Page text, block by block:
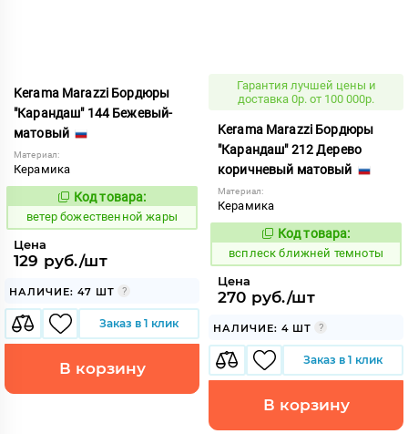
Kerama Marazzi Бордюры
"Карандаш" 144 Бежевый-
матовый
Материал:
Керамика
110150
Код товара:
ветер божественной жары
Цена
129 руб./шт
НАЛИЧИЕ: 47 ШТ
Заказ в 1 клик
В корзину
Гарантия лучшей цены и
доставка 0р. от 100 000р.
Kerama Marazzi Бордюры
"Карандаш" 212 Дерево
коричневый матовый
Материал:
Керамика
235102
Код товара:
всплеск ближней темноты
Цена
270 руб./шт
НАЛИЧИЕ: 4 ШТ
Заказ в 1 клик
В корзину